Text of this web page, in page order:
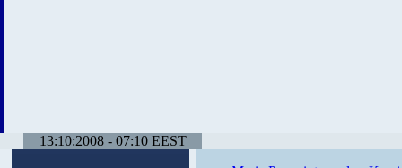
13:10:2008 - 07:10 EEST